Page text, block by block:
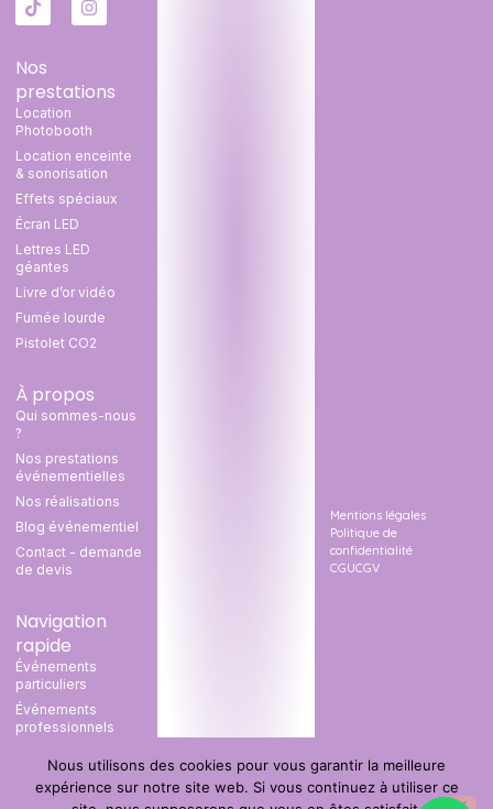
Nos
prestations
Location
Photobooth
Location enceinte
& sonorisation
Effets spéciaux
Écran LED
Lettres LED
géantes
Livre d’or vidéo
Fumée lourde
Pistolet CO2
À propos
Qui sommes-nous
?
Nos prestations
événementielles
Nos réalisations
Blog événementiel
Contact - demande
de devis
Navigation
rapide
Événements
particuliers
Événements
professionnels
d’événement
Catalogue
Mentions légales
Politique de
confidentialité
CGUCGV
Nous utilisons des cookies pour vous garantir la meilleure
expérience sur notre site web. Si vous continuez à utiliser ce